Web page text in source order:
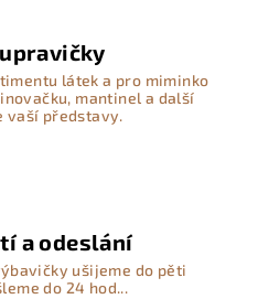
látek a pro miminko
mantinel a další
vaší představy.
a odeslání
ušijeme do pěti
do 24 hod...